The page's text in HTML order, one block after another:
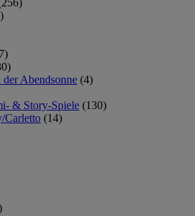
Abendsonne (4)
& Story-Spiele (130)
Carletto (14)